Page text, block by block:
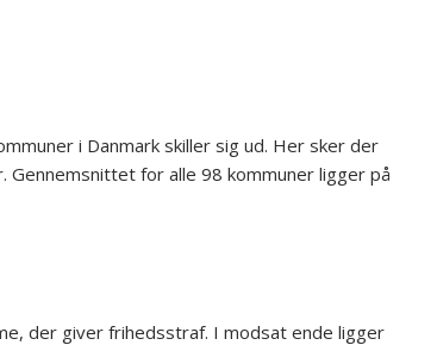
i Danmark skiller sig ud. Her sker der
for alle 98 kommuner ligger på
der giver frihedsstraf. I modsat ende ligger